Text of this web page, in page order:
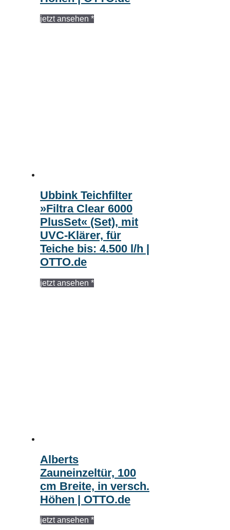
jetzt ansehen *
Ubbink Teichfilter
»Filtra Clear 6000
PlusSet« (Set), mit
UVC-Klärer, für
Teiche bis: 4.500 l/h |
OTTO.de
jetzt ansehen *
Alberts
Zauneinzeltür, 100
cm Breite, in versch.
Höhen | OTTO.de
jetzt ansehen *